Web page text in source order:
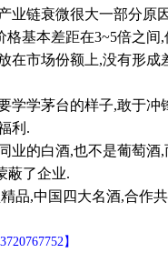
链衰微很大一部分原
基本差距在3~5倍之
在市场份额上,没有形
学茅台的样子,敢于冲
利.
的白酒,也不是葡萄酒,
蔽了企业.
,中国四大名酒,合作共
】